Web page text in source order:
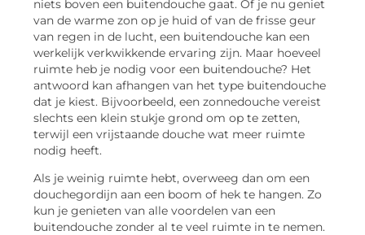
niets boven een buitendouche gaat. Of je nu geniet
van de warme zon op je huid of van de frisse geur
van regen in de lucht, een buitendouche kan een
werkelijk verkwikkende ervaring zijn. Maar hoeveel
ruimte heb je nodig voor een buitendouche? Het
antwoord kan afhangen van het type buitendouche
dat je kiest. Bijvoorbeeld, een zonnedouche vereist
slechts een klein stukje grond om op te zetten,
terwijl een vrijstaande douche wat meer ruimte
nodig heeft.
Als je weinig ruimte hebt, overweeg dan om een
douchegordijn aan een boom of hek te hangen. Zo
kun je genieten van alle voordelen van een
buitendouche zonder al te veel ruimte in te nemen.